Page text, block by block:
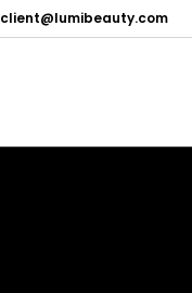
client@lumibeauty.com